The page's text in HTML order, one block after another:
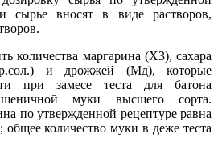
сырье вносят в виде растворов,
количества маргарина (Х3), сахара
и дрожжей (Мд), которые
при замесе теста для батона
муки высшего сорта.
по утвержденной рецептуре равна
общее количество муки в деже теста